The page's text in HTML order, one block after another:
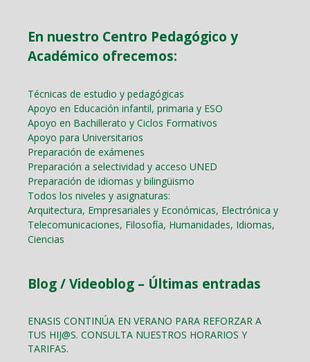
En nuestro Centro Pedagógico y
Académico ofrecemos:
Técnicas de estudio y pedagógicas
Apoyo en Educación infantil, primaria y ESO
Apoyo en Bachillerato y Ciclos Formativos
Apoyo para Universitarios
Preparación de exámenes
Preparación a selectividad y acceso UNED
Preparación de idiomas y bilingüismo
Todos los niveles y asignaturas:
Arquitectura, Empresariales y Económicas, Electrónica y
Telecomunicaciones, Filosofía, Humanidades, Idiomas,
Ciencias
Blog / Videoblog – Últimas entradas
ENASIS CONTINÚA EN VERANO PARA REFORZAR A
TUS HIJ@S. CONSULTA NUESTROS HORARIOS Y
TARIFAS.